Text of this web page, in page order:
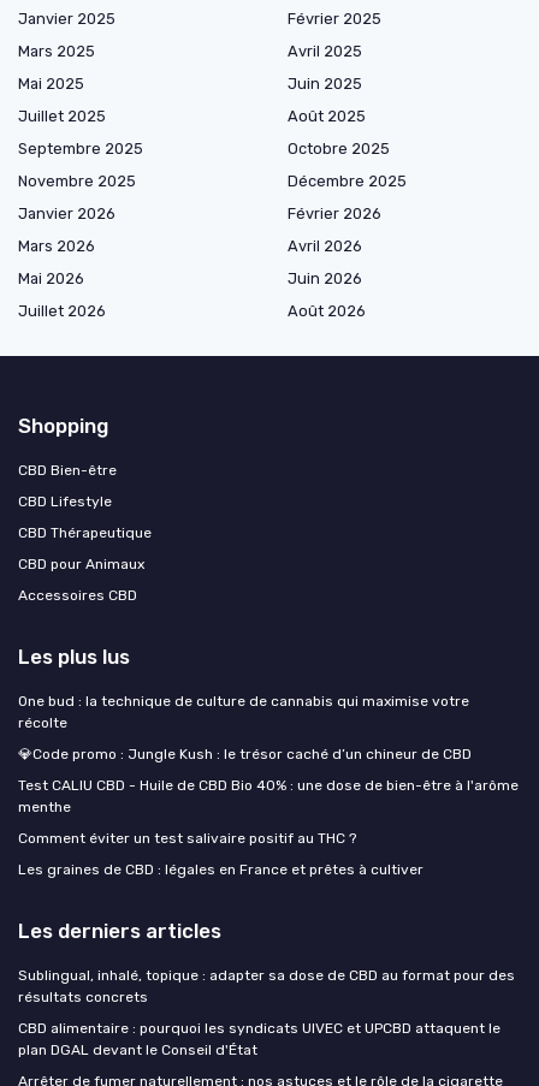
Janvier 2025
Février 2025
Mars 2025
Avril 2025
Mai 2025
Juin 2025
Juillet 2025
Août 2025
Septembre 2025
Octobre 2025
Novembre 2025
Décembre 2025
Janvier 2026
Février 2026
Mars 2026
Avril 2026
Mai 2026
Juin 2026
Juillet 2026
Août 2026
Shopping
CBD Bien-être
CBD Lifestyle
CBD Thérapeutique
CBD pour Animaux
Accessoires CBD
Les plus lus
One bud : la technique de culture de cannabis qui maximise votre
récolte
💎Code promo : Jungle Kush : le trésor caché d’un chineur de CBD
Test CALIU CBD - Huile de CBD Bio 40% : une dose de bien-être à l'arôme
menthe
Comment éviter un test salivaire positif au THC ?
Les graines de CBD : légales en France et prêtes à cultiver
Les derniers articles
Sublingual, inhalé, topique : adapter sa dose de CBD au format pour des
résultats concrets
CBD alimentaire : pourquoi les syndicats UIVEC et UPCBD attaquent le
plan DGAL devant le Conseil d'État
Arrêter de fumer naturellement : nos astuces et le rôle de la cigarette